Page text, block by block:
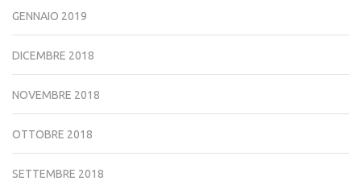
GENNAIO 2019
DICEMBRE 2018
NOVEMBRE 2018
OTTOBRE 2018
SETTEMBRE 2018